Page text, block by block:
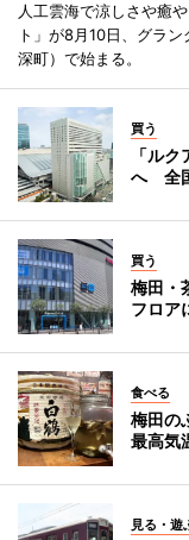
人工雲海で涼しさや癒
ト」が8月10日、グラ
深町）で始まる。
買う
「ル
へ 全
買う
梅田・
フロア
食べる
梅田の
最高気
見る・遊